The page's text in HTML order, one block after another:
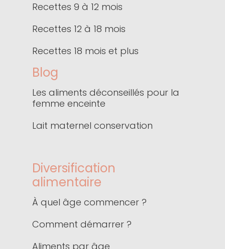
Recettes 9 à 12 mois
Recettes 12 à 18 mois
Recettes 18 mois et plus
Blog
Les aliments déconseillés pour la
femme enceinte
Lait maternel conservation
Diversification
alimentaire
À quel âge commencer ?
Comment démarrer ?
Aliments par âge